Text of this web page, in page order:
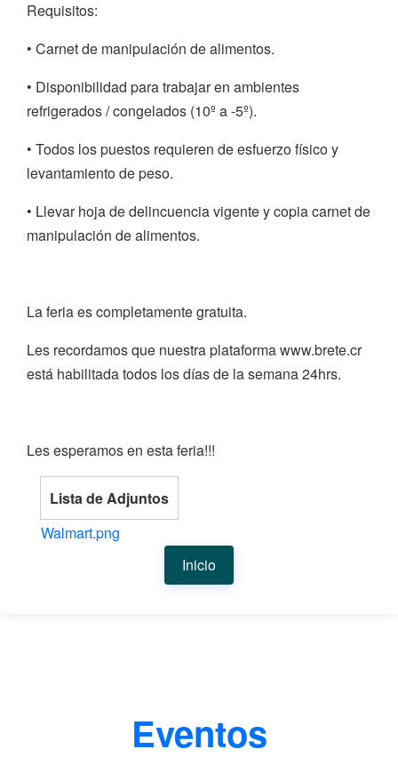
Requisitos:
• Carnet de manipulación de alimentos.
• Disponibilidad para trabajar en ambientes
refrigerados / congelados (10º a -5º).
• Todos los puestos requieren de esfuerzo físico y
levantamiento de peso.
• Llevar hoja de delincuencia vigente y copia carnet de
manipulación de alimentos.
La feria es completamente gratuita.
Les recordamos que nuestra plataforma www.brete.cr
está habilitada todos los días de la semana 24hrs.
Les esperamos en esta feria!!!
Lista de Adjuntos
Walmart.png
Inicio
Eventos